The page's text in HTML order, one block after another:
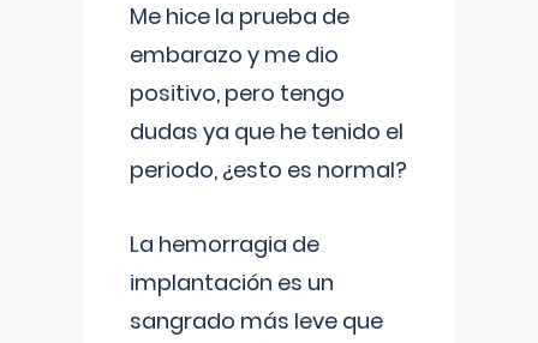
Me hice la prueba de
embarazo y me dio
positivo, pero tengo
dudas ya que he tenido el
periodo, ¿esto es normal?
La hemorragia de
implantación es un
sangrado más leve que